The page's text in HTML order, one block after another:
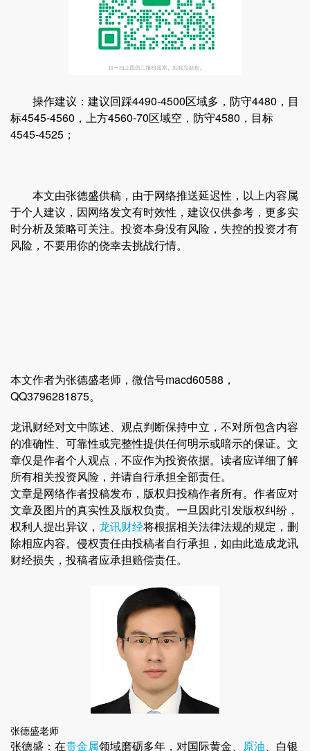
操作建议：建议回踩4490-4500区域多，防守4480，目
标4545-4560，上方4560-70区域空，防守4580，目标
4545-4525；
本文由张德盛供稿，由于网络推送延迟性，以上内容属
于个人建议，因网络发文有时效性，建议仅供参考，更多实
时分析及策略可关注。投资本身没有风险，失控的投资才有
风险，不要用你的侥幸去挑战行情。
本文作者为张德盛老师，微信号macd60588，
QQ3796281875。
龙讯财经对文中陈述、观点判断保持中立，不对所包含内容
的准确性、可靠性或完整性提供任何明示或暗示的保证。文
章仅是作者个人观点，不应作为投资依据。读者应详细了解
所有相关投资风险，并请自行承担全部责任。
文章是网络作者投稿发布，版权归投稿作者所有。作者应对
文章及图片的真实性及版权负责。一旦因此引发版权纠纷，
权利人提出异议， 龙讯财经将根据相关法律法规的规定，删
除相应内容。侵权责任由投稿者自行承担，如由此造成龙讯
财经损失，投稿者应承担赔偿责任。
张德盛老师
张德盛：在贵金属领域磨砺多年，对国际黄金、 原油、白银